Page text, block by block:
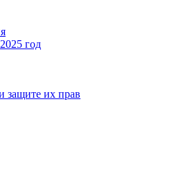
год
защите их прав